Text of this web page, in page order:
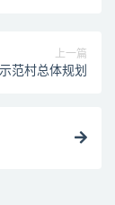
上一篇
范村总体规划